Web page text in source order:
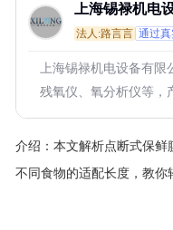
上海锡禄机电
法人:路言言 通过
上海锡禄机电设备有限
残氧仪、氧分析仪等，
介绍： 本文解析点断式保鲜
不同食物的适配长度，教你